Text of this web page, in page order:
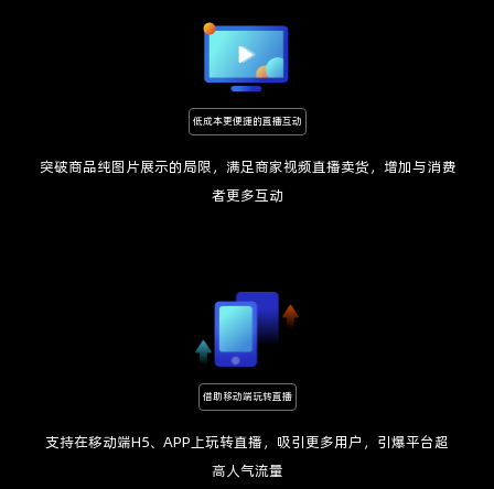
低成本更便捷的直播互动
突破商品纯图片展示的局限，满足商家视频直播卖货，增加与消费
者更多互动
借助移动端玩转直播
支持在移动端H5、APP上玩转直播，吸引更多用户，引爆平台超
高人气流量